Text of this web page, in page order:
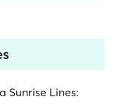
Sunrise Lines: